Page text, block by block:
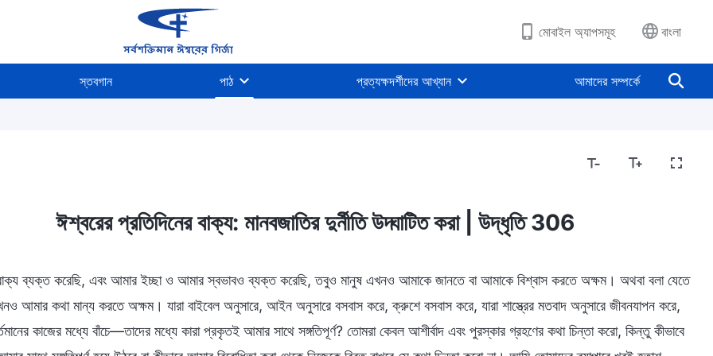
মোবাইল অ্যাপসমূহ বাংলা
স্তবগান পাঠ প্রত্যক্ষদর্শীদের আখ্যান আমাদের সম্পর্কে
ও পরিণতিঈশ্বরের প্রতিদিনের বাক্য: মানবজাতির দুর্নীতি উদ্ঘাটিত করা | উদ্ধৃতি 306
ব্যক্ত করেছি, এবং আমার ইচ্ছা ও আমার স্বভাবও ব্যক্ত করেছি, তবুও মানুষ এখনও আমাকে জানতে বা আমাকে বিশ্বাস করতে অক্ষম। অথবা বলা যেতে
আমার কথা মান্য করতে অক্ষম। যারা বাইবেল অনুসারে, আইন অনুসারে বসবাস করে, ক্রুশে বসবাস করে, যারা শাস্ত্রের মতবাদ অনুসারে জীবনযাপন করে,
কাজের মধ্যে বাঁচে—তাদের মধ্যে কারা প্রকৃতই আমার সাথে সঙ্গতিপূর্ণ? তোমরা কেবল আশীর্বাদ এবং পুরস্কার গ্রহণের কথা চিন্তা করো, কিন্তু কীভাবে